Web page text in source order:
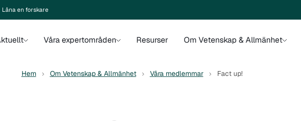
Låna en forskare
Våra expertområden Resurser Om Vetenskap & Allmänhet
Hem Om Vetenskap & Allmänhet Våra medlemmar Fact up!